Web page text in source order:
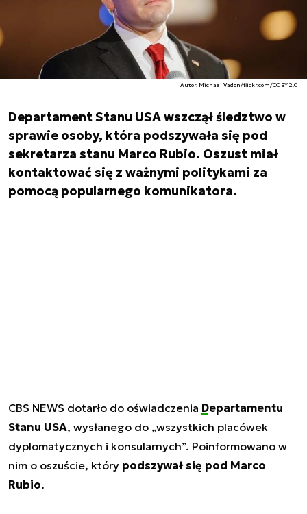
Autor. Michael Vadon/flickr.com/CC BY 2.0
Departament Stanu USA wszczął śledztwo w
sprawie osoby, która podszywała się pod
sekretarza stanu Marco Rubio. Oszust miał
kontaktować się z ważnymi politykami za
pomocą popularnego komunikatora.
CBS NEWS dotarło do oświadczenia Departamentu
Stanu USA, wysłanego do „wszystkich placówek
dyplomatycznych i konsularnych”. Poinformowano w
nim o oszuście, który podszywał się pod Marco
Rubio.